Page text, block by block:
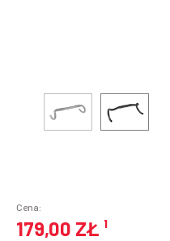
Cena:
179,00 ZŁ ¹